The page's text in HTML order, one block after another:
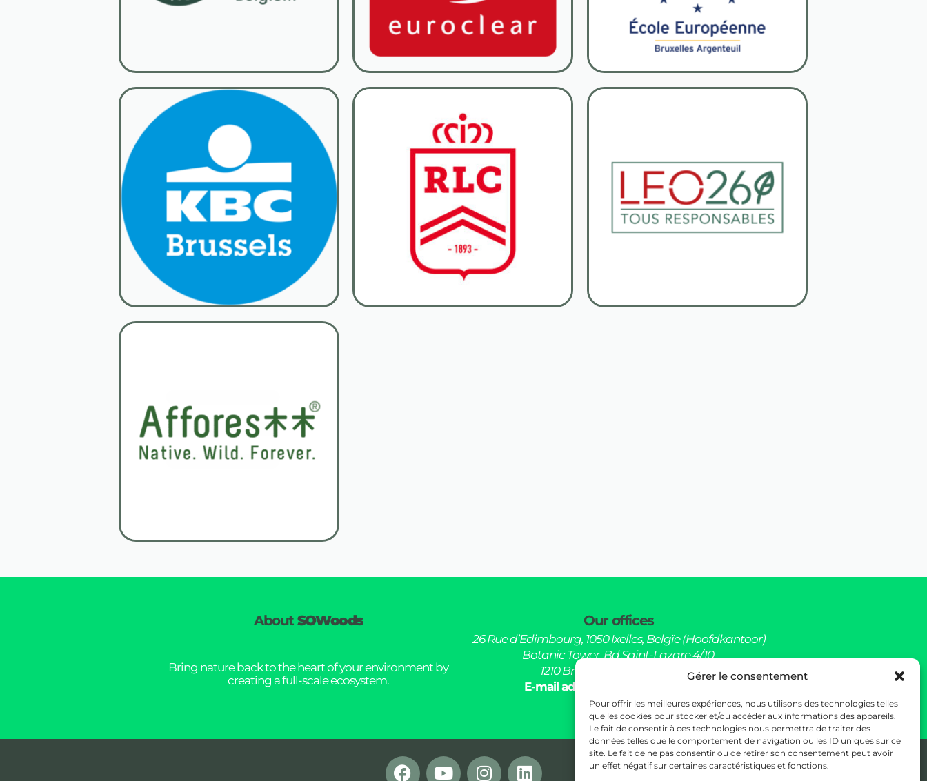
Gérer le consentement
Pour offrir les meilleures expériences, nous utilisons des technologies telles
que les cookies pour stocker et/ou accéder aux informations des appareils.
Le fait de consentir à ces technologies nous permettra de traiter des
données telles que le comportement de navigation ou les ID uniques sur ce
site. Le fait de ne pas consentir ou de retirer son consentement peut avoir
un effet négatif sur certaines caractéristiques et fonctions.
AboutSOWoods
Bring nature back to the heart of your environment by
creating a full-scale ecosystem.
Our offices
26 Rue d’Edimbourg, 1050 Ixelles, Belgïe (Hoofdkantoor)
Botanic Tower, Bd Saint-Lazare 4/10,
1210 Brussel, Belgïe (Kantoren)
E-mail address :